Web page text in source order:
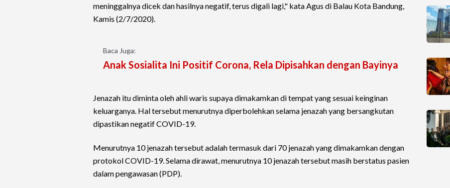
meninggalnya dicek dan hasilnya negatif, terus digali lagi," kata Agus di Balau Kota Bandung,
Kamis (2/7/2020).
Baca Juga:
Anak Sosialita Ini Positif Corona, Rela Dipisahkan dengan Bayinya
Jenazah itu diminta oleh ahli waris supaya dimakamkan di tempat yang sesuai keinginan
keluarganya. Hal tersebut menurutnya diperbolehkan selama jenazah yang bersangkutan
dipastikan negatif COVID-19.
Menurutnya 10 jenazah tersebut adalah termasuk dari 70 jenazah yang dimakamkan dengan
protokol COVID-19. Selama dirawat, menurutnya 10 jenazah tersebut masih berstatus pasien
dalam pengawasan (PDP).